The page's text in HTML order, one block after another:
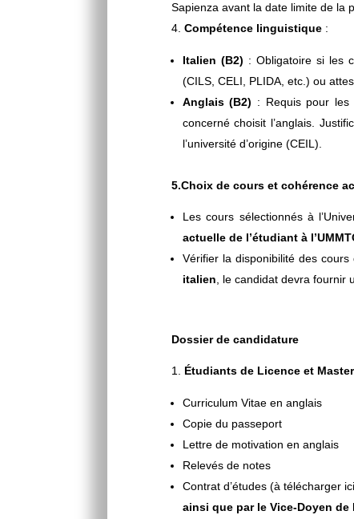
Sapienza avant la date limite de la
Compétence linguistique:
Italien (B2) : Obligatoire si les
(CILS, CELI, PLIDA, etc.) ou
Anglais (B2) : Requis pour
concerné choisit l’anglais.
l’université d’origine (CEIL).
5.Choix de cours et cohérence
Les cours sélectionnés à
actuelle de l’étudiant à
Vérifier la disponibilité des
italien, le candidat devra fournir
Dossier de candidature
Étudiants de Licence et
Curriculum Vitae en anglais
Copie du passeport
Lettre de motivation en anglais
Relevés de notes
Contrat d’études (à télécharger ici
ainsi que par le Vice-Doyen